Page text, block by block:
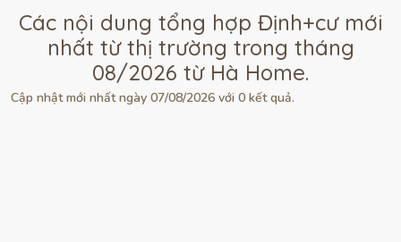
Các nội dung tổng hợp Định+cư mới
nhất từ thị trường trong tháng
08/2026 từ Hà Home.
Cập nhật mới nhất ngày 07/08/2026 với 0 kết quả.